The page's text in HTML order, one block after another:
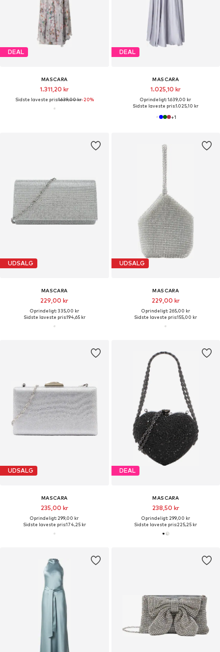
DEAL
MASCARA
1.311,20 kr
Sidste laveste pris:1.639,00 kr-20%
DEAL
MASCARA
1.025,10 kr
Oprindeligt: 1.639,00 kr
Sidste laveste pris:1.025,10 kr
+1
UDSALG
MASCARA
229,00 kr
Oprindeligt: 335,00 kr
Sidste laveste pris:194,65 kr
UDSALG
MASCARA
229,00 kr
Oprindeligt: 265,00 kr
Sidste laveste pris:155,00 kr
UDSALG
MASCARA
235,00 kr
Oprindeligt: 299,00 kr
Sidste laveste pris:174,25 kr
DEAL
MASCARA
238,50 kr
Oprindeligt: 299,00 kr
Sidste laveste pris:225,25 kr